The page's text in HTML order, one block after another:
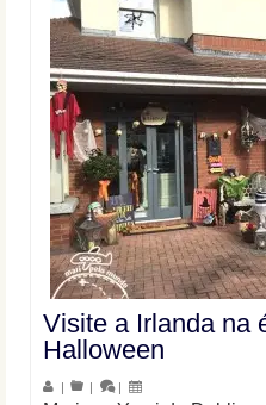
Visite a Irlanda na
Halloween
| | |